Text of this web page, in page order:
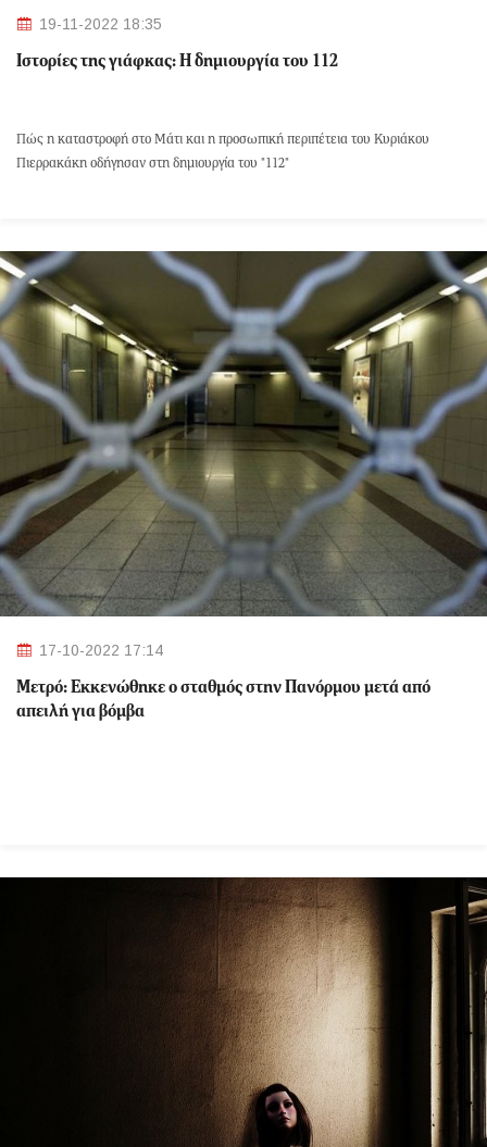
19-11-2022 18:35
Ιστορίες της γιάφκας: Η δημιουργία του 112
Πώς η καταστροφή στο Μάτι και η προσωπική περιπέτεια του Κυριάκου
Πιερρακάκη οδήγησαν στη δημιουργία του "112"
17-10-2022 17:14
Μετρό: Εκκενώθηκε ο σταθμός στην Πανόρμου μετά από
απειλή για βόμβα